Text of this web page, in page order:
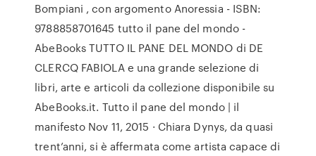
Bompiani , con argomento Anoressia - ISBN:
9788858701645 tutto il pane del mondo -
AbeBooks TUTTO IL PANE DEL MONDO di DE
CLERCQ FABIOLA e una grande selezione di
libri, arte e articoli da collezione disponibile su
AbeBooks.it. Tutto il pane del mondo | il
manifesto Nov 11, 2015 · Chiara Dynys, da quasi
trent’anni, si è affermata come artista capace di